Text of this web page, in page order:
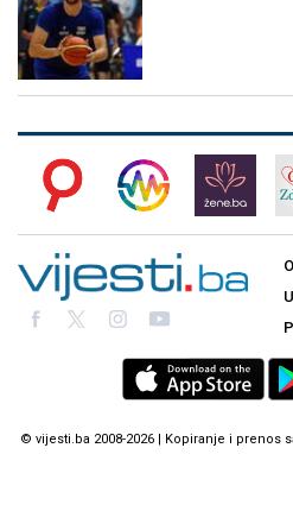
© vijesti.ba 2008-2026 | Kopiranje i prenos